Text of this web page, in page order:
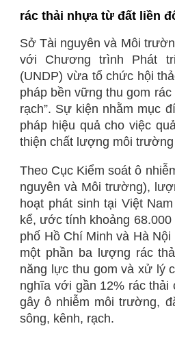
rác thải nhựa từ đất liền
Sở Tài nguyên và Môi
với Chương trình Phát
(UNDP) vừa tổ chức hội
pháp bền vững thu gom
rạch”. Sự kiện nhằm mục
pháp hiệu quả cho việc
thiện chất lượng môi
Theo Cục Kiểm soát ô
nguyên và Môi trường),
hoạt phát sinh tại Việt
kể, ước tính khoảng 68.000
phố Hồ Chí Minh và Hà
một phần ba lượng rác
năng lực thu gom và xử lý
nghĩa với gần 12% rác
gây ô nhiễm môi trường,
sông, kênh, rạch.